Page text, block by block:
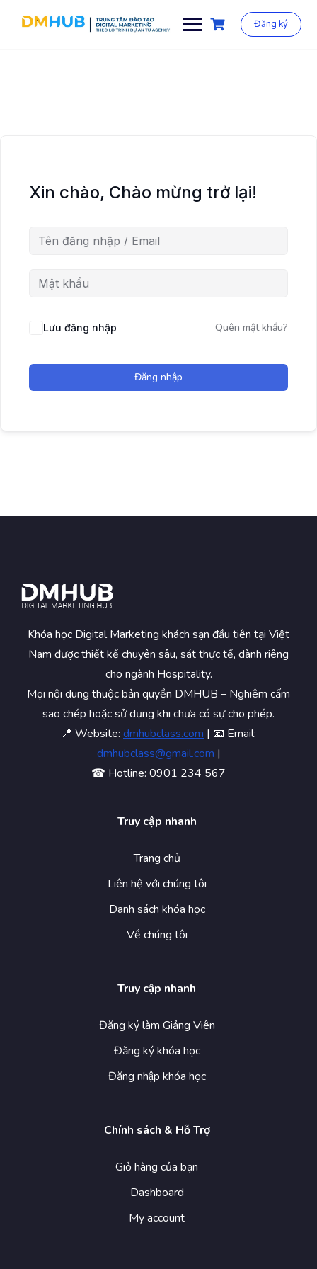
Đăng ký
Xin chào, Chào mừng trở lại!
Lưu đăng nhập Quên mật khẩu?
Đăng nhập
Khóa học Digital Marketing khách sạn đầu tiên tại Việt
Nam được thiết kế chuyên sâu, sát thực tế, dành riêng
cho ngành Hospitality.
Mọi nội dung thuộc bản quyền DMHUB – Nghiêm cấm
sao chép hoặc sử dụng khi chưa có sự cho phép.
📍 Website: dmhubclass.com | 📧 Email:
dmhubclass@gmail.com |
☎ Hotline: 0901 234 567
Truy cập nhanh
Trang chủ
Liên hệ với chúng tôi
Danh sách khóa học
Về chúng tôi
Truy cập nhanh
Đăng ký làm Giảng Viên
Đăng ký khóa học
Đăng nhập khóa học
Chính sách & Hỗ Trợ
Giỏ hàng của bạn
Dashboard
My account